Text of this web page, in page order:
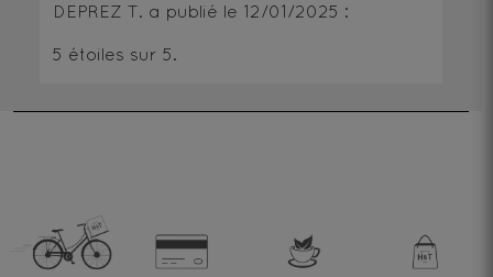
DEPREZ T. a publié le 12/01/2025 :
5 étoiles sur 5.